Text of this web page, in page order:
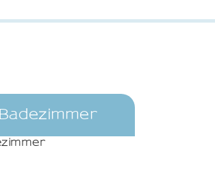
Badezimmer